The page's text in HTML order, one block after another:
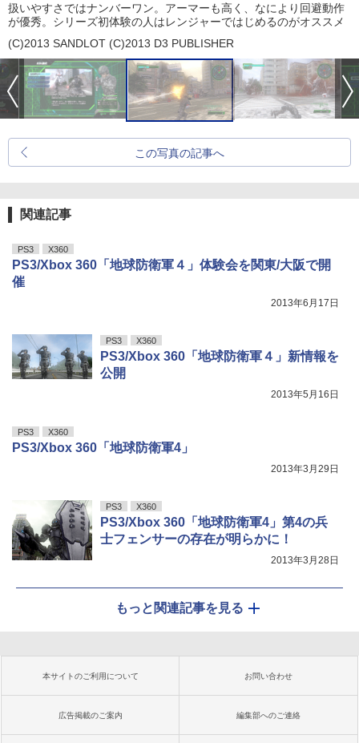
扱いやすさではナンバーワン。アーマーも高く、なにより回避動作
が優秀。シリーズ初体験の人はレンジャーではじめるのがオススメ
(C)2013 SANDLOT (C)2013 D3 PUBLISHER
この写真の記事へ
関連記事
PS3 X360
PS3/Xbox 360「地球防衛軍４」体験会を関東/大阪で開
催
2013年6月17日
PS3 X360
PS3/Xbox 360「地球防衛軍４」新情報を
公開
2013年5月16日
PS3 X360
PS3/Xbox 360「地球防衛軍4」
2013年3月29日
PS3 X360
PS3/Xbox 360「地球防衛軍4」第4の兵
士フェンサーの存在が明らかに！
2013年3月28日
もっと関連記事を見る
本サイトのご利用について お問い合わせ
広告掲載のご案内 編集部へのご連絡